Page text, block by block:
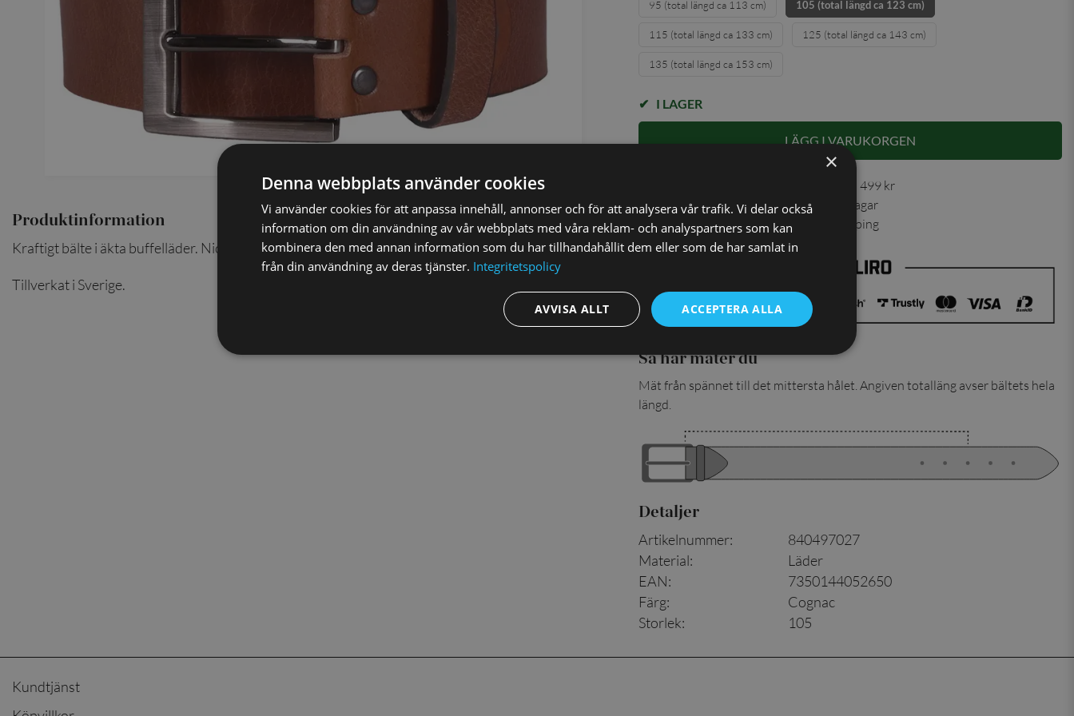
SCARVES
SLIPSAR
Produktinformation
Kraftigt bälte i äkta buffelläder. Nickelfritt spänne.
Tillverkat i Sverige.
95 (total längd ca 113 cm) 105 (total längd ca 123 cm)
115 (total längd ca 133 cm) 125 (total längd ca 143 cm)
135 (total längd ca 153 cm)
I LAGER
LÄGG I VARUKORGEN
✓ Öppet köp i 30 dagar ✓ Fri frakt från 499 kr
✓ Din beställning skickas inom 1-2 vardagar
✓ Snabb leverans från vårt lager i Jönköping
Så här mäter du
Mät från spännet till det mittersta hålet. Angiven totalläng avser bältets hela
längd.
Detaljer
Artikelnummer:
840497027
Material:
Läder
EAN:
7350144052650
Färg:
Cognac
Storlek: 105
Kundtjänst
×
Denna webbplats använder cookies
Vi använder cookies för att anpassa innehåll, annonser och för att analysera vår trafik. Vi delar också
information om din användning av vår webbplats med våra reklam- och analyspartners som kan
kombinera den med annan information som du har tillhandahållit dem eller som de har samlat in
från din användning av deras tjänster. Integritetspolicy
ACCEPTERA ALLA
AVVISA ALLT